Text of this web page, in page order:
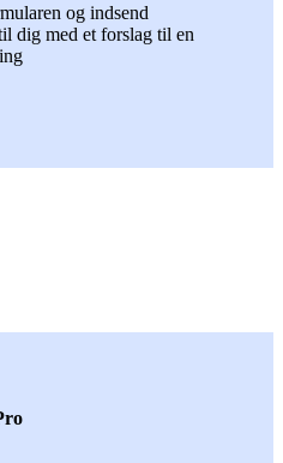
og indsend
dig med et forslag til en